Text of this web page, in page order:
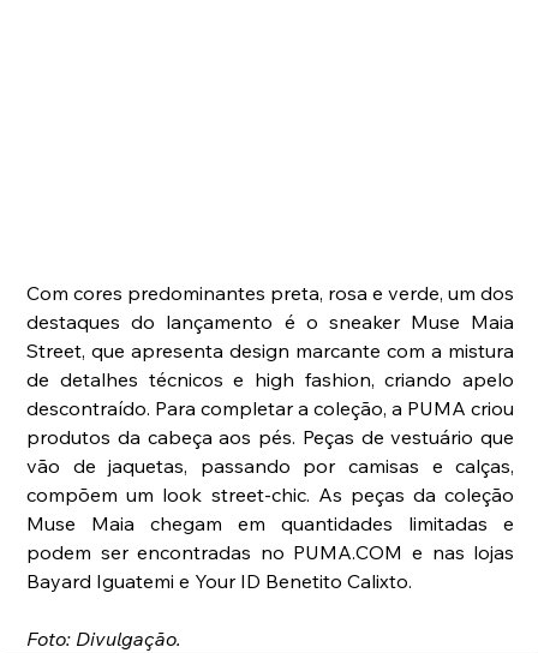
Com cores predominantes preta, rosa e verde, um dos
destaques do lançamento é o sneaker Muse Maia
Street, que apresenta design marcante com a mistura
de detalhes técnicos e high fashion, criando apelo
descontraído. Para completar a coleção, a PUMA criou
produtos da cabeça aos pés. Peças de vestuário que
vão de jaquetas, passando por camisas e calças,
compõem um look street-chic. As peças da coleção
Muse Maia chegam em quantidades limitadas e
podem ser encontradas no PUMA.COM e nas lojas
Bayard Iguatemi e Your ID Benetito Calixto.
Foto: Divulgação.